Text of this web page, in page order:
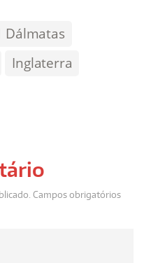
Dálmatas
Inglaterra
Campos obrigatórios